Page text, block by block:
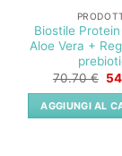
Biostile
Aloe Vera +
70.70€ Il
AGGIUNGI AL